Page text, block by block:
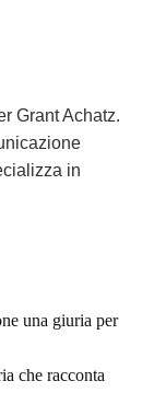
Grant Achatz.
in
una giuria per
che racconta